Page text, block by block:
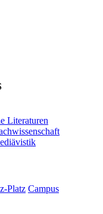
Literaturen
Platz Campus